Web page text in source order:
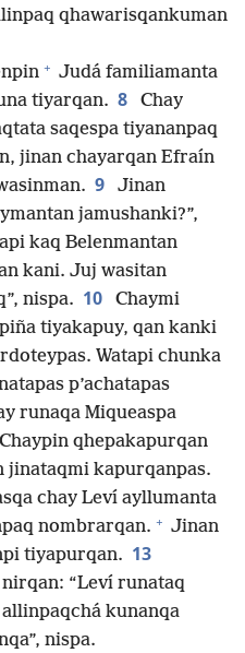
qhawarisqankuman
+ Judá familiamanta
tiyarqan. 8
Chay
saqespa tiyananpaq
jinan chayarqan Efraín
9
Jinan
jamushanki?”,
kaq Belenmantan
kani. Juj wasitan
nispa. 10
Chaymi
tiyakapuy, qan kanki
Watapi chunka
p’achatapas
runaqa Miqueaspa
Chaypin qhepakapurqan
jinataqmi kapurqanpas.
chay Leví ayllumanta
nombrarqan. + Jinan
tiyapurqan. 13
“Leví runataq
kunanqa
nispa.